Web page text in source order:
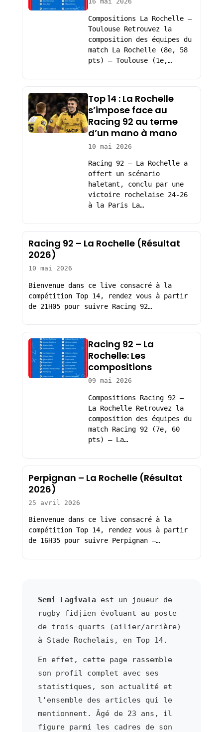
Compositions La Rochelle –
Toulouse Retrouvez la
composition des équipes du
match La Rochelle (8e, 58
pts) – Toulouse (1e,…
Top 14 : La Rochelle
s’impose face au
Racing 92 au terme
d’un mano à mano
10 mai 2026
Racing 92 – La Rochelle a
offert un scénario
haletant, conclu par une
victoire rochelaise 24-26
à la Paris La…
Racing 92 – La Rochelle (Résultat
2026)
10 mai 2026
Bienvenue dans ce live consacré à la
compétition Top 14, rendez vous à partir
de 21H05 pour suivre Racing 92…
Racing 92 – La
Rochelle: Les
compositions
09 mai 2026
Compositions Racing 92 –
La Rochelle Retrouvez la
composition des équipes du
match Racing 92 (7e, 60
pts) – La…
Perpignan – La Rochelle (Résultat
2026)
25 avril 2026
Bienvenue dans ce live consacré à la
compétition Top 14, rendez vous à partir
de 16H35 pour suivre Perpignan –…
Semi Lagivala est un joueur de
rugby fidjien évoluant au poste
de trois-quarts (ailier/arrière)
à Stade Rochelais, en Top 14.
En effet, cette page rassemble
son profil complet avec ses
statistiques, son actualité et
l'ensemble des articles qui le
mentionnent. Âgé de 23 ans, il
figure parmi les cadres de son